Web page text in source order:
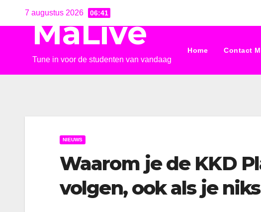
7 augustus 2026 06:41
MaLive
Tune in voor de studenten van vandaag
Home Contact
NIEUWS
Waarom je de KKD
volgen, ook als je